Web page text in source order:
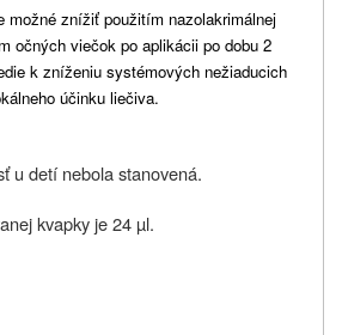
možné znížiť použitím nazolakrimálnej
očných viečok po aplikácii po dobu 2
k zníženiu systémových nežiaducich
účinku liečiva.
u detí nebola stanovená.
kvapky je 24 µl.